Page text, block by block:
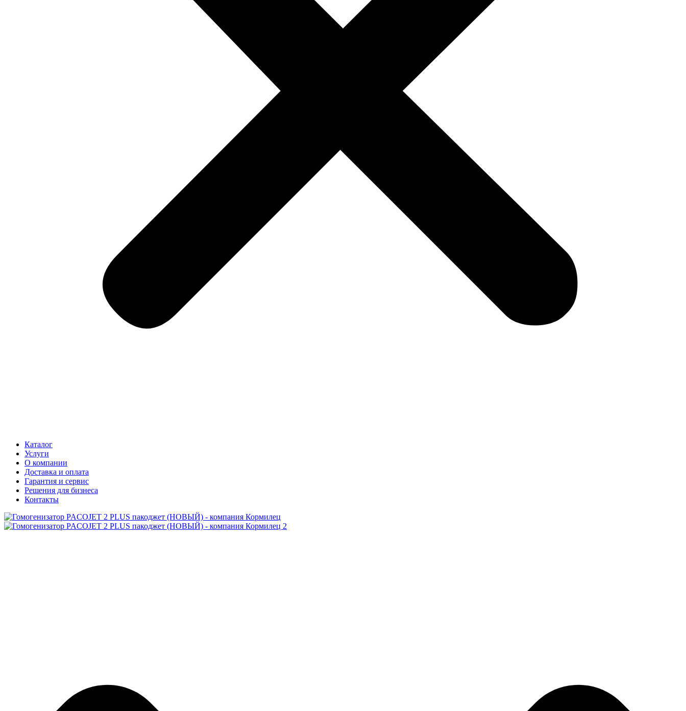
Каталог
Услуги
О компании
Доставка и оплата
Гарантия и сервис
Решения для бизнеса
Контакты